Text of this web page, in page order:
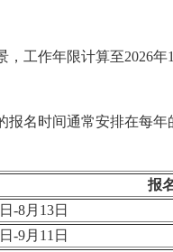
工作年限计算至2026年
报名时间通常安排在每
报
-8月13日
-9月11日